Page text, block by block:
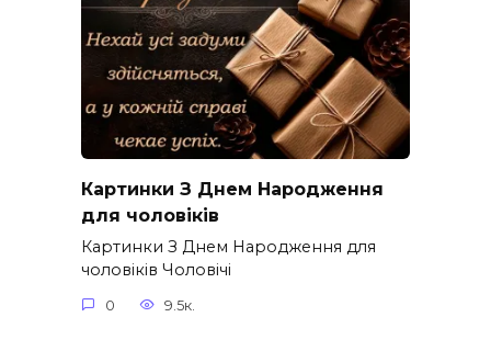
Картинки З Днем Народження
для чоловіків​
Картинки З Днем Народження для
чоловіків​ Чоловічі
0 9.5к.